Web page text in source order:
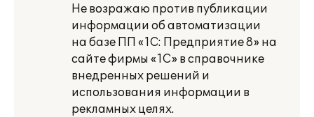
Не возражаю против публикации
информации об автоматизации
на базе ПП «1С: Предприятие 8» на
сайте фирмы «1С» в справочнике
внедренных решений и
использования информации в
рекламных целях.